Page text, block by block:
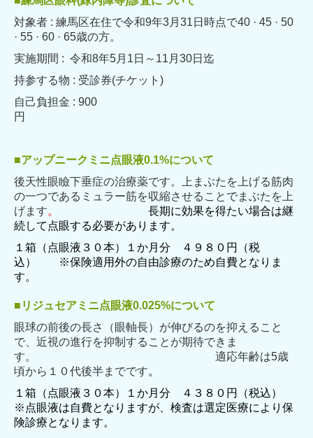
対象者 : 練馬区在住で令和9年3月31日時点で40 · 45 · 50
· 55 · 60 · 65歳の方。
実施期間 : 令和8年5月1日～11月30日迄
持参する物 : 受診券(チケット)
自己負担金 : 900
円
■アップニークミニ点眼液0.1%について
後天性眼瞼下垂症の治療薬です。上まぶたを上げる筋肉
の一つであるミュラー筋を収縮させることでまぶたを上
げます。 長期に効果を得たい場合は継
続して点眼する必要があります。
１箱（点眼液３０本）１か月分 ４９８０円（税
込） ※保険適用外の自由診療のため自費となりま
す。
■リジュセアミニ点眼液0.025%について
眼球の前後の長さ（眼軸長）が伸びるのを抑えること
で、近視の進行を抑制することが期待できま
す。 適応年齢は5歳
頃から１０代後半までです。
１箱（点眼液３０本）１か月分 ４３８０円（税込）
※ 点眼液は自費となりますが、検査は選定医療により保
険診療となります。